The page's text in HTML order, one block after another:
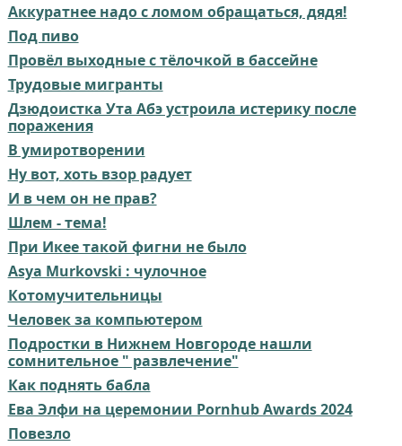
Аккуратнее надо с ломом обращаться, дядя!
Под пиво
Провёл выходные с тёлочкой в бассейне
Трудовые мигранты
Дзюдоистка Ута Абэ устроила истерику после
поражения
В умиротворении
Ну вот, хоть взор радует
И в чем он не прав?⁠⁠
Шлем - тема!
При Икее такой фигни не было
Asya Murkovski : чулочное
Котомучительницы
Человек за компьютером⁠⁠
Подростки в Нижнем Новгороде нашли
сомнительное " развлечение"
Как поднять бабла
Ева Элфи на церемонии Pornhub Awards 2024
Повезло